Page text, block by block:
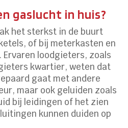
gaslucht in huis?
het sterkst in de buurt
of bij meterkasten en
loodgieters, zoals
kwartier, weten dat
gaat met andere
maar ook geluiden zoals
bij leidingen of het zien
kunnen duiden op